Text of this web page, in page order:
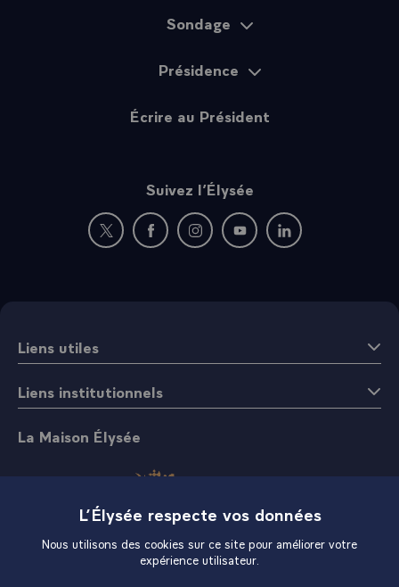
Sondage
Présidence
Écrire au Président
Suivez l’Élysée
Nouvelle fenêtre : rejoignez-nous sur Twitter
Nouvelle fenêtre : rejoignez-nous sur
Nouvelle fenêtre : rejoignez-nous
Nouvelle fenêtre :
Nouvelle fenêtre :
Liens utiles
Liens institutionnels
La Maison Élysée
L’Élysée respecte vos données
Nous utilisons des cookies sur ce site pour améliorer votre
expérience utilisateur.